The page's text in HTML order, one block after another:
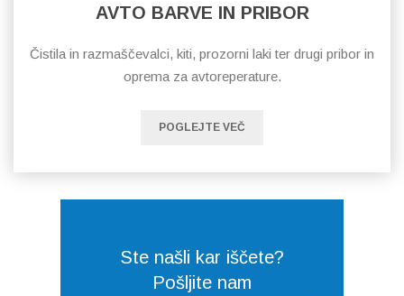
AVTO BARVE IN PRIBOR
Čistila in razmaščevalci, kiti, prozorni laki ter drugi pribor in
oprema za avtoreperature.
POGLEJTE VEČ
Ste našli kar iščete?
Pošljite nam